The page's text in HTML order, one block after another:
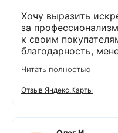
Хочу выразить
за
к своим
благодарность,
быстро и чётко всё
порекомендовал и
оборудования.
Владимир был на
Читать полностью
Отзыв Яндекс.Карты